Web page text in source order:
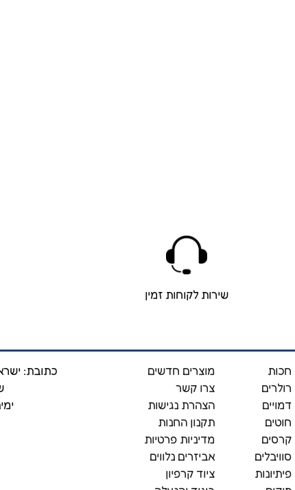
שירות לקוחות זמין
חכות
רולרים
דמויים
חוטים
קרסים
סוויבלים
פיתיונות
מוצרים חדשים
צרו קשר
הצהרת נגישות
תקנון החנות
מדיניות פרטיות
אביזרים נלווים
ציוד קרפיון
כתובת:
ימים